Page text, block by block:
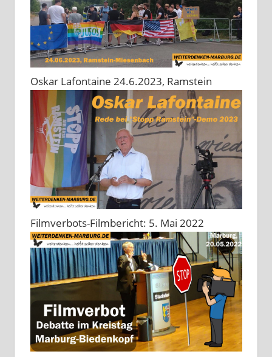
Oskar Lafontaine 24.6.2023, Ramstein
Filmverbots-Filmbericht: 5. Mai 2022